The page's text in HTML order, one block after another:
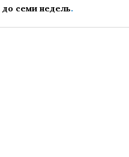
до семи недель.